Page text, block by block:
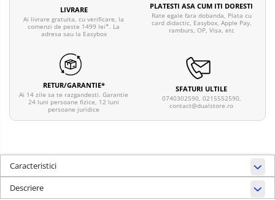
LIVRARE
Ai livrare gratuita, cu verificare, la
comenzi de peste 1499 lei*. La
adresa sau la Easybox
PLATESTI ASA CUM ITI DORESTI
Rate egale fara dobanda, Plata cu
card didactic, Easybox, Apple Pay,
ramburs, OP, Visa, etc
RETUR/GARANTIE*
Ai 14 zile sa te razgandesti. Garantie
24 luni persoane fizice, 12 luni
persoane juridice
SFATURI ULTILE
0740302590, 0215552590,
contact@dualstore.ro
Caracteristici
Descriere